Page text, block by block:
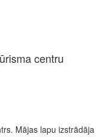
centru
Mājas lapu izstrādāja